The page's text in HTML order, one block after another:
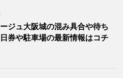
ジュ大阪城の混み具合や待ち
券や駐車場の最新情報はコチ